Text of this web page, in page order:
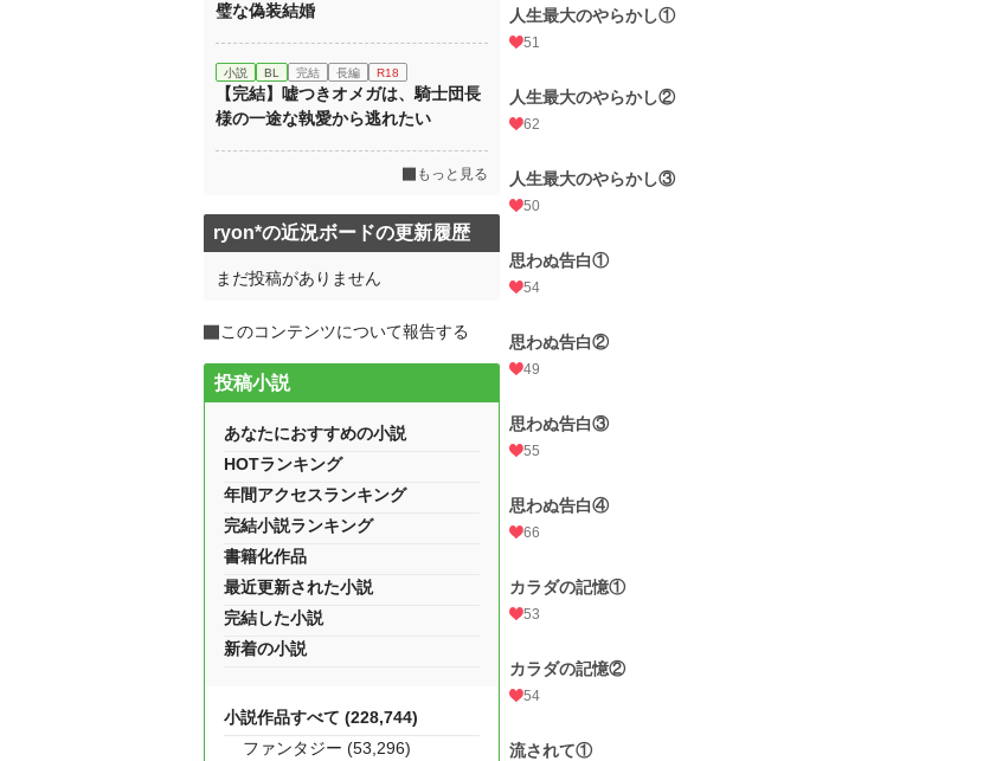
人生最大のやらかし①
51
人生最大のやらかし②
62
人生最大のやらかし③
50
思わぬ告白①
54
思わぬ告白②
49
思わぬ告白③
55
思わぬ告白④
66
カラダの記憶①
53
カラダの記憶②
54
流されて①
璧な偽装結婚
小説 BL 完結 長編 R18
【完結】嘘つきオメガは、騎士団長
様の一途な執愛から逃れたい
もっと見る
ryon*の近況ボードの更新履歴
まだ投稿がありません
このコンテンツについて報告する
投稿小説
あなたにおすすめの小説
HOTランキング
年間アクセスランキング
完結小説ランキング
書籍化作品
最近更新された小説
完結した小説
新着の小説
小説作品すべて (228,744)
ファンタジー (53,296)